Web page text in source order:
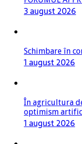
3 august 2026
Schimbare în
1 august 2026
În agricultura
optimism
1 august 2026